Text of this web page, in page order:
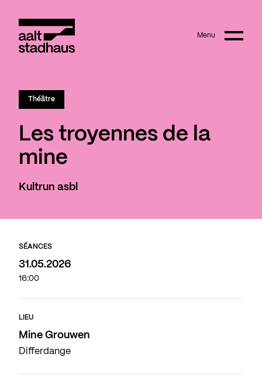
Main content Menu
Théâtre
Les troyennes de la
mine
Kultrun asbl
SÉANCES
31.05.2026
16:00
LIEU
Mine Grouwen
Differdange